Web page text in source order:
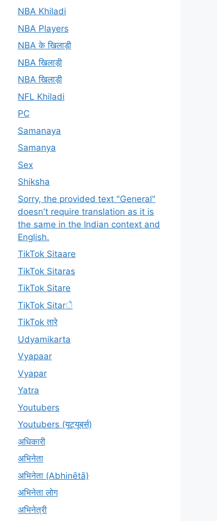
NBA Khiladi
NBA Players
NBA के खिलाड़ी
NBA खिलाड़ी
NBA खिलाड़ी
NFL Khiladi
PC
Samanaya
Samanya
Sex
Shiksha
Sorry, the provided text "General"
doesn't require translation as it is
the same in the Indian context and
English.
TikTok Sitaare
TikTok Sitaras
TikTok Sitare
TikTok Sitarे
TikTok तारे
Udyamikarta
Vyapaar
Vyapar
Yatra
Youtubers
Youtubers (यूट्यूबर्स)
अधिकारी
अभिनेता
अभिनेता (Abhinētā)
अभिनेता लोग
अभिनेत्री